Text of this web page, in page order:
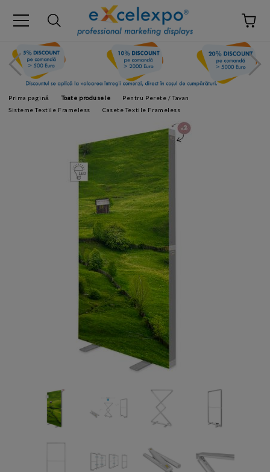
Prima pagină Toate produsele
Pentru Perete / Tavan
Sisteme Textile Frameless
Casete Textile Frameless